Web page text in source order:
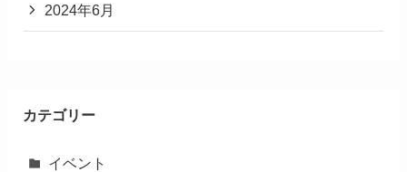
2024年6月
カテゴリー
イベント